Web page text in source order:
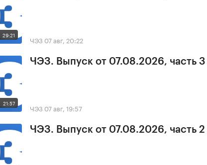
29:21 ЧЭЗ 07 авг, 20:22
21:57
ЧЭЗ. Выпуск от 07.08.2026, часть 3
ЧЭЗ 07 авг, 19:57
ЧЭЗ. Выпуск от 07.08.2026, часть 2